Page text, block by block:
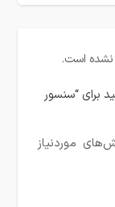
است.
برای “سنسور
موردنیاز